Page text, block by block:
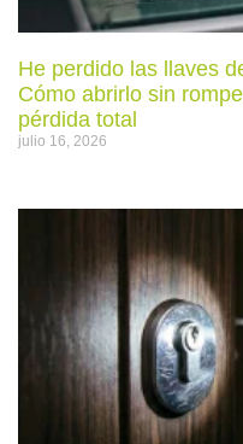
He perdido las llaves
Cómo abrirlo sin
pérdida total
julio 16, 2026